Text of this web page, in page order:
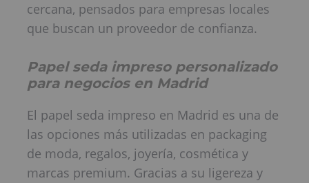
cercana, pensados para empresas locales
que buscan un proveedor de confianza.
Papel seda impreso personalizado
para negocios en Madrid
El papel seda impreso en Madrid es una de
las opciones más utilizadas en packaging
de moda, regalos, joyería, cosmética y
marcas premium. Gracias a su ligereza y